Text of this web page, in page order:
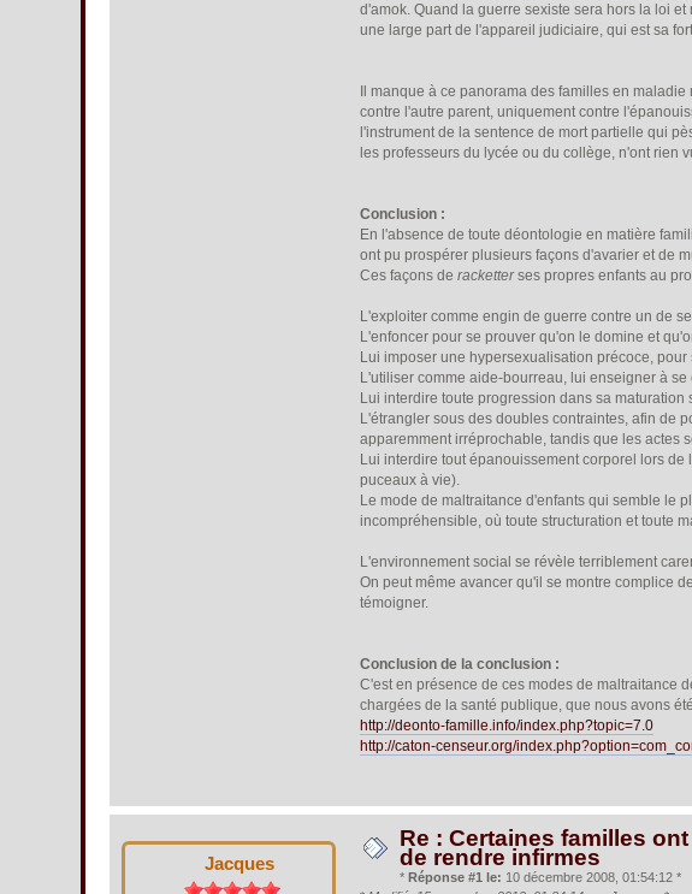
d'amok. Quand la guerre sexiste sera hors la loi
une large part de l'appareil judiciaire, qui est sa
Il manque à ce panorama des familles en
contre l'autre parent, uniquement contre
l'instrument de la sentence de mort partielle qui
les professeurs du lycée ou du collège, n'ont rien
Conclusion :
En l'absence de toute déontologie en matière
ont pu prospérer plusieurs façons d'avarier et de
Ces façons deracketterses propres enfants au
L'exploiter comme engin de guerre contre un de
L'enfoncer pour se prouver qu'on le domine et
Lui imposer une hypersexualisation précoce,
L'utiliser comme aide-bourreau, lui enseigner à
Lui interdire toute progression dans sa
L'étrangler sous des doubles contraintes, afin de
apparemment irréprochable, tandis que les actes
Lui interdire tout épanouissement corporel lors
puceaux à vie).
Le mode de maltraitance d'enfants qui semble le
incompréhensible, où toute structuration et toute
L'environnement social se révèle terriblement
On peut même avancer qu'il se montre complice
témoigner.
Conclusion de la conclusion :
C'est en présence de ces modes de maltraitance
chargées de la santé publique, que nous avons
http://deonto-famille.info/index.php?topic=7.0
http://caton-censeur.org/
Jacques
Re : Certaines familles
de rendre infirmes
* Réponse #1 le: 10 décembre 2008, 01:54:12 *